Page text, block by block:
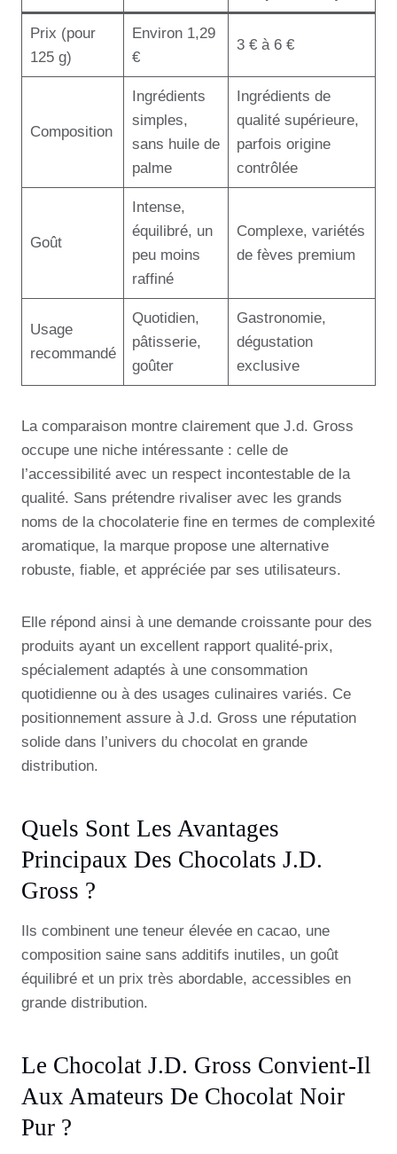
Prix (pour
125 g)
Environ 1,29
€
3 € à 6 €
Composition
Ingrédients
simples,
sans huile de
palme
Ingrédients de
qualité supérieure,
parfois origine
contrôlée
Goût
Intense,
équilibré, un
peu moins
raffiné
Complexe, variétés
de fèves premium
Usage
recommandé
Quotidien,
pâtisserie,
goûter
Gastronomie,
dégustation
exclusive
La comparaison montre clairement que J.d. Gross
occupe une niche intéressante : celle de
l’accessibilité avec un respect incontestable de la
qualité. Sans prétendre rivaliser avec les grands
noms de la chocolaterie fine en termes de complexité
aromatique, la marque propose une alternative
robuste, fiable, et appréciée par ses utilisateurs.
Elle répond ainsi à une demande croissante pour des
produits ayant un excellent rapport qualité-prix,
spécialement adaptés à une consommation
quotidienne ou à des usages culinaires variés. Ce
positionnement assure à J.d. Gross une réputation
solide dans l’univers du chocolat en grande
distribution.
Quels Sont Les Avantages
Principaux Des Chocolats J.d.
Gross ?
Ils combinent une teneur élevée en cacao, une
composition saine sans additifs inutiles, un goût
équilibré et un prix très abordable, accessibles en
grande distribution.
Le Chocolat J.d. Gross Convient-Il
Aux Amateurs De Chocolat Noir
Pur ?